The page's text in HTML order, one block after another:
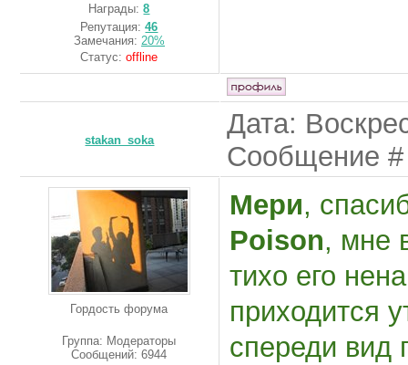
Награды:8
Репутация:46
Замечания: 20%
Статус:offline
stakan_soka
Дата:
Сообщение
Гордость форума
Группа: Модераторы
Сообщений:6944
Мери,
Poison, мне
тихо его
приходится
спереди вид